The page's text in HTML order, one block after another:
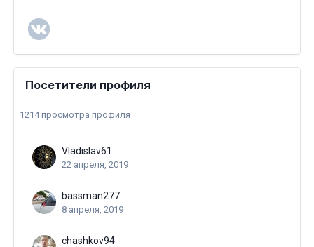
Посетители профиля
1214 просмотра профиля
Vladislav61
22 апреля, 2019
bassman277
8 апреля, 2019
chashkov94